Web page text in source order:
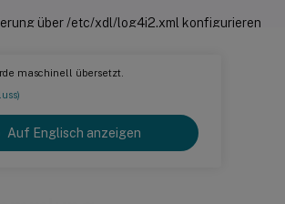
maschinell übersetzt.
Auf Englisch anzeigen
über /etc/xdl/log4j2.xml konfigurieren
über das setlog-Dienstprogramm